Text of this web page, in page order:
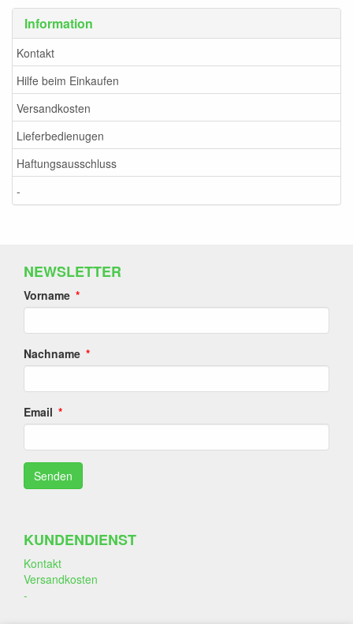
Information
Kontakt
Hilfe beim Einkaufen
Versandkosten
Lieferbedienugen
Haftungsausschluss
-
NEWSLETTER
Vorname
Nachname
Email
KUNDENDIENST
Kontakt
Versandkosten
-